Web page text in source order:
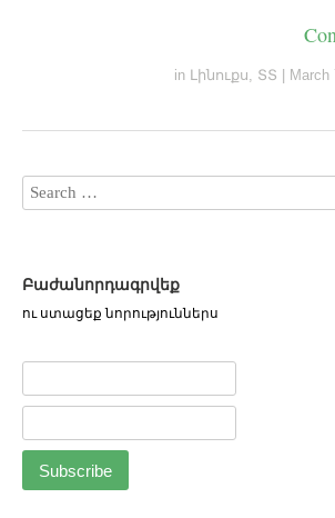
in Լինուքս, ՏՏ March
Բաժանորդագրվեք
ու ստացեք նորություններս